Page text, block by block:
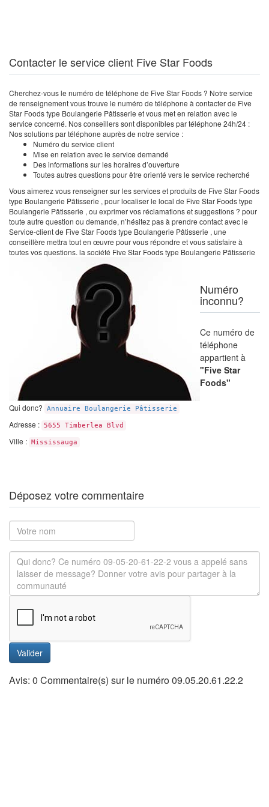
Contacter le service client Five Star Foods
Cherchez-vous le numéro de téléphone de Five Star Foods ? Notre service
de renseignement vous trouve le numéro de téléphone à contacter de Five
Star Foods type Boulangerie Pâtisserie et vous met en relation avec le
service concerné. Nos conseillers sont disponibles par téléphone 24h/24 :
Nos solutions par téléphone auprès de notre service :
Numéro du service client
Mise en relation avec le service demandé
Des informations sur les horaires d’ouverture
Toutes autres questions pour être orienté vers le service recherché
Vous aimerez vous renseigner sur les services et produits de Five Star Foods
type Boulangerie Pâtisserie , pour localiser le local de Five Star Foods type
Boulangerie Pâtisserie , ou exprimer vos réclamations et suggestions ? pour
toute autre question ou demande, n’hésitez pas à prendre contact avec le
Service-client de Five Star Foods type Boulangerie Pâtisserie , une
conseillère mettra tout en œuvre pour vous répondre et vous satisfaire à
toutes vos questions. la société Five Star Foods type Boulangerie Pâtisserie
Numéro
inconnu?
Ce numéro de
téléphone
appartient à
"Five Star
Foods"
Qui donc? Annuaire Boulangerie Pâtisserie
Adresse : 5655 Timberlea Blvd
Ville : Mississauga
Déposez votre commentaire
Valider
Avis: 0 Commentaire(s) sur le numéro 09.05.20.61.22.2